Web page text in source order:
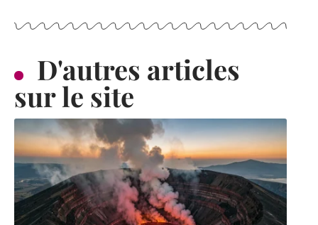
D'autres articles
sur le site